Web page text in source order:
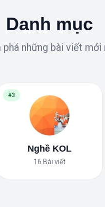
Danh mục
phá những bài viết mới
#3
Nghề KOL
16 Bài viết